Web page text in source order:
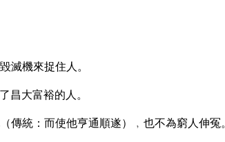
滅機來捉住人。
大富裕的人。
統：而使他亨通順遂）﹐也不為窮人伸冤。